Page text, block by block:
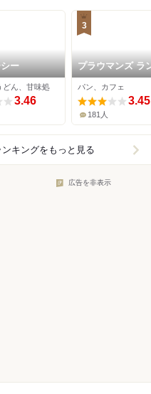
ー
どん、甘味処
3.46
3
プラウマンズ ラ
ベーカリー
パン、カフェ
3.45
181人
ンキングをもっと見る
広告を非表示